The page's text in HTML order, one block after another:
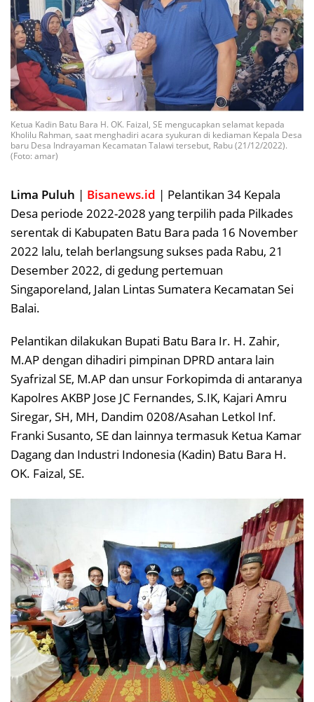
Ketua Kadin Batu Bara H. OK. Faizal, SE mengucapkan selamat kepada
Kholilu Rahman, saat menghadiri acara syukuran di kediaman Kepala Desa
baru Desa Indrayaman Kecamatan Talawi tersebut, Rabu (21/12/2022).
(Foto: amar)
Lima Puluh | Bisanews.id | Pelantikan 34 Kepala
Desa periode 2022-2028 yang terpilih pada Pilkades
serentak di Kabupaten Batu Bara pada 16 November
2022 lalu, telah berlangsung sukses pada Rabu, 21
Desember 2022, di gedung pertemuan
Singaporeland, Jalan Lintas Sumatera Kecamatan Sei
Balai.
Pelantikan dilakukan Bupati Batu Bara Ir. H. Zahir,
M.AP dengan dihadiri pimpinan DPRD antara lain
Syafrizal SE, M.AP dan unsur Forkopimda di antaranya
Kapolres AKBP Jose JC Fernandes, S.IK, Kajari Amru
Siregar, SH, MH, Dandim 0208/Asahan Letkol Inf.
Franki Susanto, SE dan lainnya termasuk Ketua Kamar
Dagang dan Industri Indonesia (Kadin) Batu Bara H.
OK. Faizal, SE.